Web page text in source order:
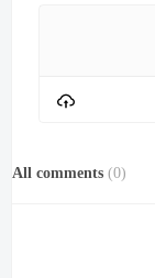
All comments (0)